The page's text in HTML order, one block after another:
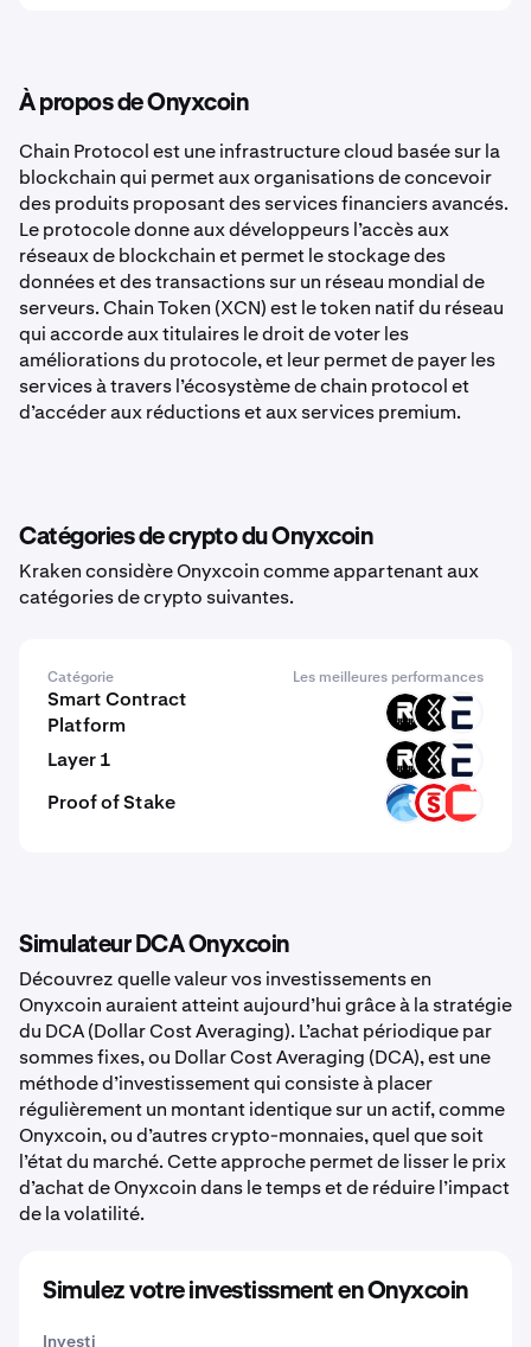
À propos de Onyxcoin
Chain Protocol est une infrastructure cloud basée sur la
blockchain qui permet aux organisations de concevoir
des produits proposant des services financiers avancés.
Le protocole donne aux développeurs l’accès aux
réseaux de blockchain et permet le stockage des
données et des transactions sur un réseau mondial de
serveurs. Chain Token (XCN) est le token natif du réseau
qui accorde aux titulaires le droit de voter les
améliorations du protocole, et leur permet de payer les
services à travers l’écosystème de chain protocol et
d’accéder aux réductions et aux services premium.
Catégories de crypto du Onyxcoin
Kraken considère Onyxcoin comme appartenant aux
catégories de crypto suivantes.
Catégorie Les meilleures performances
Smart Contract
Platform
ROOT DRC EVR
Layer 1 ROOT DRC EVR
Proof of Stake OPT PSTAKE
Simulateur DCA Onyxcoin
Découvrez quelle valeur vos investissements en
Onyxcoin auraient atteint aujourd’hui grâce à la stratégie
du DCA (Dollar Cost Averaging). L’achat périodique par
sommes fixes, ou Dollar Cost Averaging (DCA), est une
méthode d’investissement qui consiste à placer
régulièrement un montant identique sur un actif, comme
Onyxcoin, ou d’autres crypto-monnaies, quel que soit
l’état du marché. Cette approche permet de lisser le prix
d’achat de Onyxcoin dans le temps et de réduire l’impact
de la volatilité.
Simulez votre investissment en Onyxcoin
Investi